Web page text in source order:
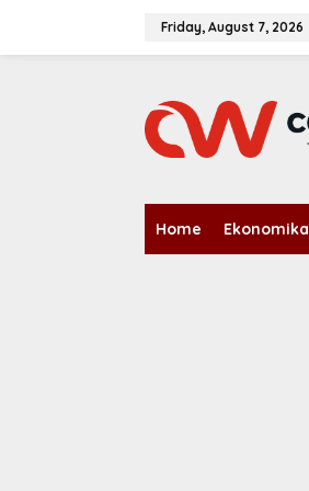
Friday, August 7, 2026
Home Ekonomika